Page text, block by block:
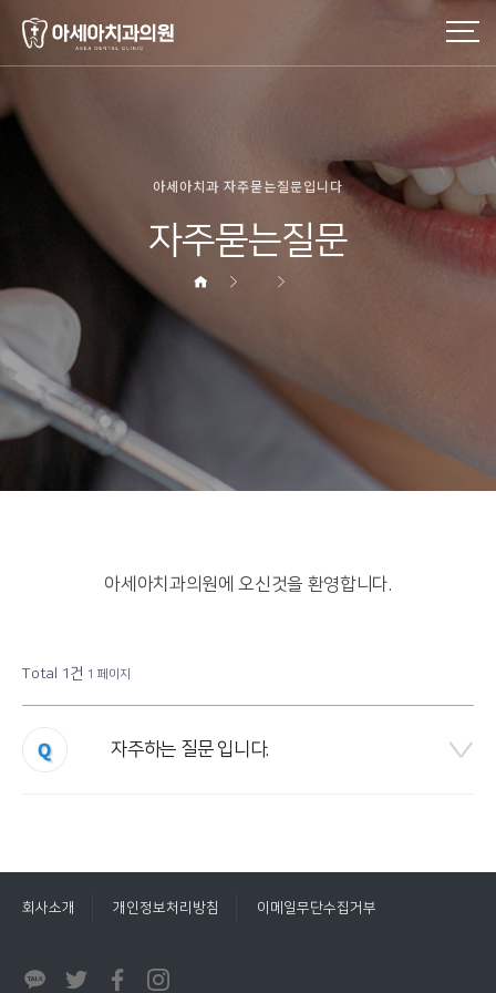
아세아치과 자주묻는질문입니다
자주묻는질문
아세아치과의원에 오신것을 환영합니다.
Total 1건 1 페이지
자주하는 질문 입니다.
회사소개 개인정보처리방침 이메일무단수집거부